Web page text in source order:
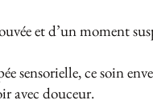
et d’un moment
sensorielle, ce soin
avec douceur.